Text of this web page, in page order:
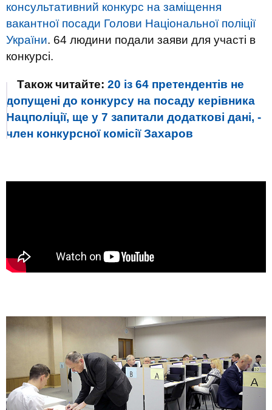
консультативний конкурс на заміщення
вакантної посади Голови Національної поліції
України. 64 людини подали заяви для участі в
конкурсі.
Також читайте: 20 із 64 претендентів не
допущені до конкурсу на посаду керівника
Нацполіції, ще у 7 запитали додаткові дані, -
член конкурсної комісії Захаров